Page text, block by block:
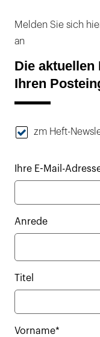
Melden Sie sich
an
Die
Ihren
zm Heft-
Ihre E-Mail-
Anrede
Titel
Vorname*